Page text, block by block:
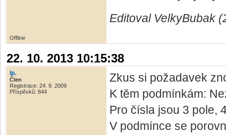
Editoval VelkyBubak
Offline
22. 10. 2013 10:15:38
lp.
Člen
Registrace: 24. 9. 2009
Příspěvků: 844
Zkus si požadavek
K těm podmínkám:
Pro čísla jsou 3 pole,
V podmínce se